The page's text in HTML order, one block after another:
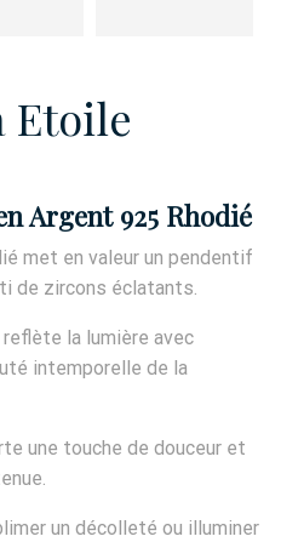
Etoile
Argent 925 Rhodié
met en valeur un pendentif
de zircons éclatants.
la lumière avec
intemporelle de la
une touche de douceur et
un décolleté ou illuminer